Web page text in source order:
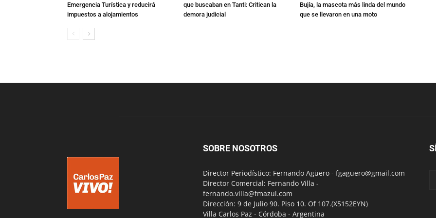
Emergencia Turística y reducirá
impuestos a alojamientos
que buscaban en Tanti: Critican la
demora judicial
Bujía, la mascota más linda del mundo
que se llevaron en una moto
SOBRE NOSOTROS
Director Periodístico: Fernando Agüero - fgaguero@gmail.com
Director Comercial: Fernando Villa -
fernando.villa@fmazul.com
Dirección: 9 de Julio 90. Piso 10. Of 107.(X5152EYN)
Villa Carlos Paz - Córdoba - Argentina